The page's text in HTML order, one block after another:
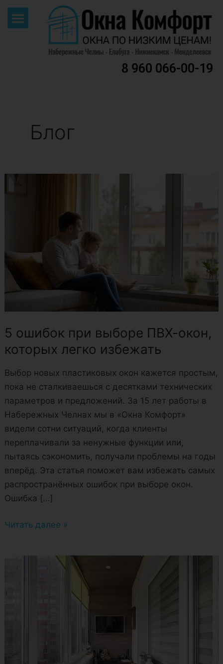
содержимому
Menu
8 960 066-00-19
Блог
5 ошибок при выборе ПВХ-окон,
которых легко избежать
Выбор новых пластиковых окон кажется простым,
пока не сталкиваешься с десятками технических
параметров и предложений. За 15 лет работы в
Набережных Челнах мы в «Окна Комфорт»
видели сотни ситуаций, когда клиенты
переплачивали за ненужные функции или,
пытаясь сэкономить, получали проблемы на годы
вперёд. Эта статья поможет вам избежать самых
распространённых ошибок при выборе окон.
Ошибка […]
ошибок
которых
легко
избежать
Читать далее »